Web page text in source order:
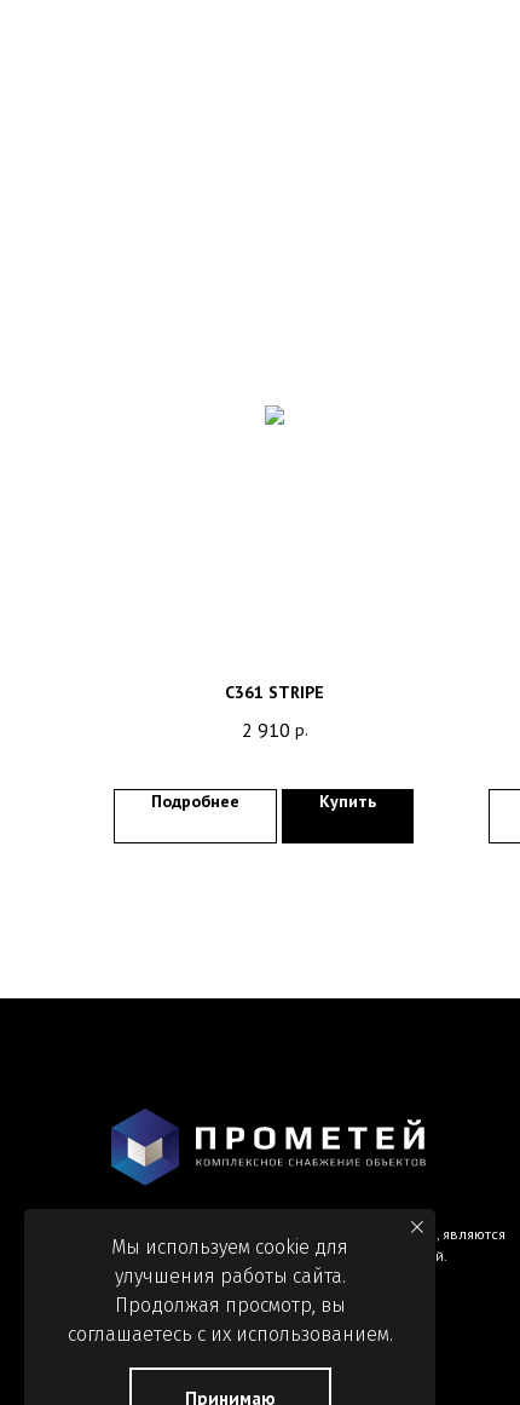
C361 STRIPE
2 910 р.
Подробнее Купить
Информация и цены, представленные на сайте, являются
справочными и не являются публичной офертой.
Мы используем cookie для
улучшения работы сайта.
Продолжая просмотр, вы
соглашаетесь с их использованием.
Принимаю